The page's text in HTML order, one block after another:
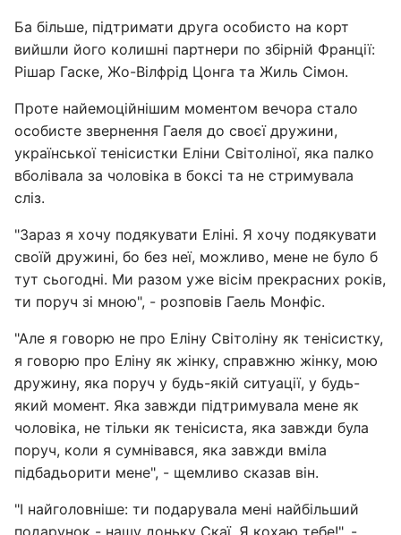
Ба більше, підтримати друга особисто на корт
вийшли його колишні партнери по збірній Франції:
Рішар Гаске, Жо-Вілфрід Цонга та Жиль Сімон.
Проте найемоційнішим моментом вечора стало
особисте звернення Гаеля до своєї дружини,
української тенісистки Еліни Світоліної, яка палко
вболівала за чоловіка в боксі та не стримувала
сліз.
"Зараз я хочу подякувати Еліні. Я хочу подякувати
своїй дружині, бо без неї, можливо, мене не було б
тут сьогодні. Ми разом уже вісім прекрасних років,
ти поруч зі мною", - розповів Гаель Монфіс.
"Але я говорю не про Еліну Світоліну як тенісистку,
я говорю про Еліну як жінку, справжню жінку, мою
дружину, яка поруч у будь-якій ситуації, у будь-
який момент. Яка завжди підтримувала мене як
чоловіка, не тільки як тенісиста, яка завжди була
поруч, коли я сумнівався, яка завжди вміла
підбадьорити мене", - щемливо сказав він.
"І найголовніше: ти подарувала мені найбільший
подарунок - нашу доньку Скаї. Я кохаю тебе!", -